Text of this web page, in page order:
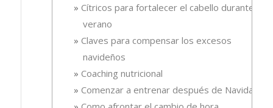
Cítricos para fortalecer el cabello durante el
verano
Claves para compensar los excesos
navideños
Coaching nutricional
Comenzar a entrenar después de Navidad